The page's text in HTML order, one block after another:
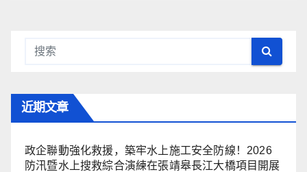
近期文章
政企聯動強化救援，築牢水上施工安全防線！2026
防汛暨水上搜救綜合演練在張靖皋長江大橋項目開展